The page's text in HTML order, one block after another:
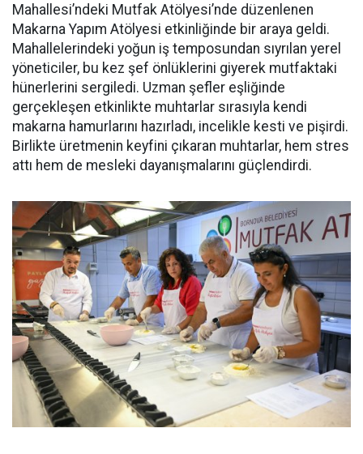
Mahallesi’ndeki Mutfak Atölyesi’nde düzenlenen
Makarna Yapım Atölyesi etkinliğinde bir araya geldi.
Mahallelerindeki yoğun iş temposundan sıyrılan yerel
yöneticiler, bu kez şef önlüklerini giyerek mutfaktaki
hünerlerini sergiledi. Uzman şefler eşliğinde
gerçekleşen etkinlikte muhtarlar sırasıyla kendi
makarna hamurlarını hazırladı, incelikle kesti ve pişirdi.
Birlikte üretmenin keyfini çıkaran muhtarlar, hem stres
attı hem de mesleki dayanışmalarını güçlendirdi.